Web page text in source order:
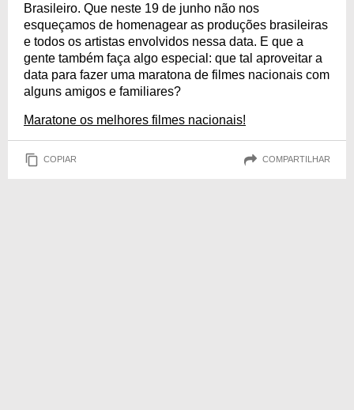
Brasileiro. Que neste 19 de junho não nos
esqueçamos de homenagear as produções brasileiras
e todos os artistas envolvidos nessa data. E que a
gente também faça algo especial: que tal aproveitar a
data para fazer uma maratona de filmes nacionais com
alguns amigos e familiares?
Maratone os melhores filmes nacionais!
COPIAR COMPARTILHAR